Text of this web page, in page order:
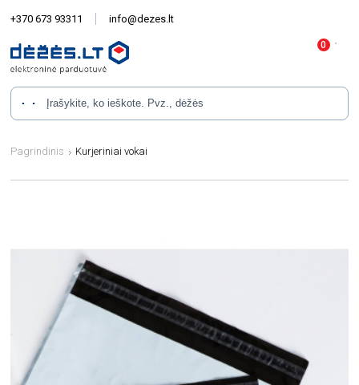
+370 673 93311 info@dezes.lt
Pagrindinis Kurjeriniai vokai